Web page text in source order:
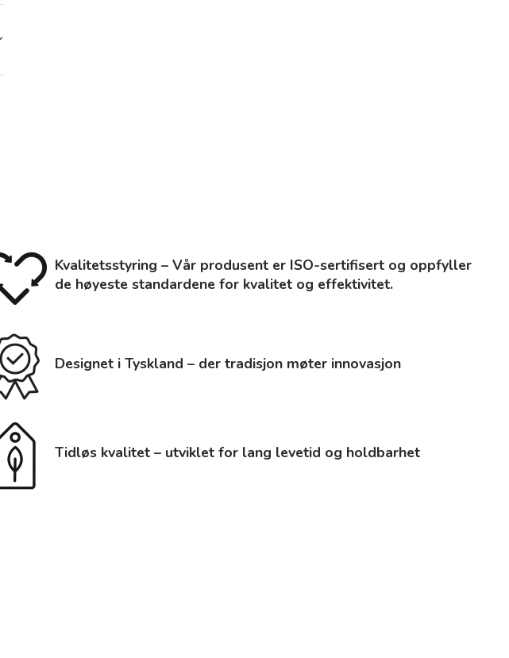
Kvalitetsstyring – Vår produsent er ISO-sertifisert og oppfyller
de høyeste standardene for kvalitet og effektivitet.
Designet i Tyskland – der tradisjon møter innovasjon
Tidløs kvalitet – utviklet for lang levetid og holdbarhet